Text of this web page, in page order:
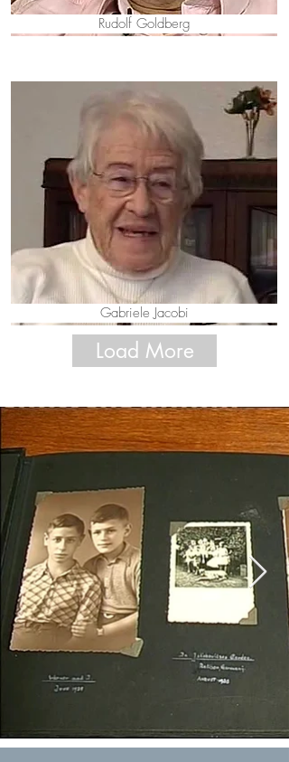
Rudolf Goldberg
Gabriele Jacobi
Load More